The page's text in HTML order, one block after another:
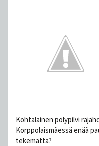
Kohtalainen pölypilvi
Korppolaismäessä enää
tekemättä?